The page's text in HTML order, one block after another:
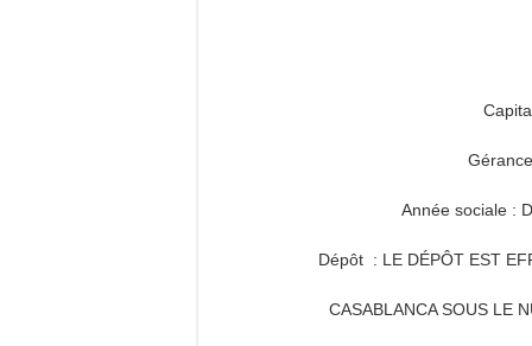
Année sociale :
Dépôt : LE DÉPÔT EST
CASABLANCA SOUS LE